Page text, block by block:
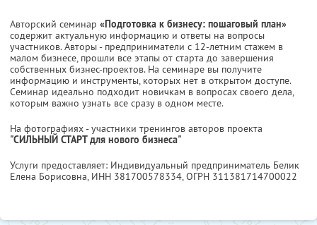
Авторский семинар «Подготовка к бизнесу: пошаговый план»
содержит актуальную информацию и ответы на вопросы
участников. Авторы - предприниматели с 12-летним стажем в
малом бизнесе, прошли все этапы от старта до завершения
собственных бизнес-проектов. На семинаре вы получите
информацию и инструменты, которых нет в открытом доступе.
Семинар идеально подходит новичкам в вопросах своего дела,
которым важно узнать все сразу в одном месте.
На фотографиях - участники тренингов авторов проекта
"СИЛЬНЫЙ СТАРТ для нового бизнеса"
Услуги предоставляет: Индивидуальный предприниматель Белик
Елена Борисовна, ИНН 381700578334, ОГРН 311381714700022